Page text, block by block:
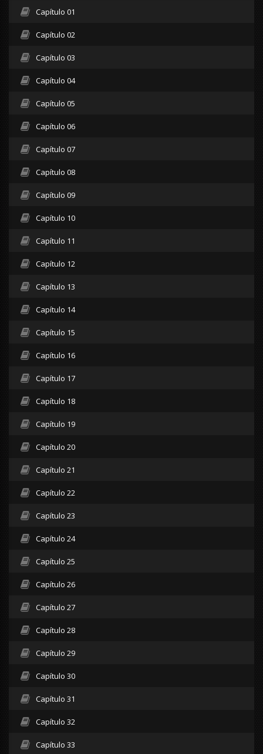
Capítulo 01
Capítulo 02
Capítulo 03
Capítulo 04
Capítulo 05
Capítulo 06
Capítulo 07
Capítulo 08
Capítulo 09
Capítulo 10
Capítulo 11
Capítulo 12
Capítulo 13
Capítulo 14
Capítulo 15
Capítulo 16
Capítulo 17
Capítulo 18
Capítulo 19
Capítulo 20
Capítulo 21
Capítulo 22
Capítulo 23
Capítulo 24
Capítulo 25
Capítulo 26
Capítulo 27
Capítulo 28
Capítulo 29
Capítulo 30
Capítulo 31
Capítulo 32
Capítulo 33